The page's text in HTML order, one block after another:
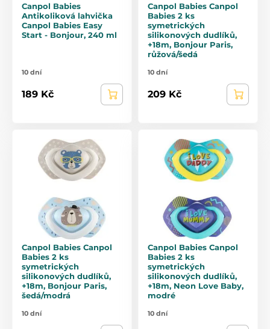
Canpol Babies
Antikoliková lahvička
Canpol Babies Easy
Start - Bonjour, 240 ml
10 dní
189 Kč
Canpol Babies Canpol
Babies 2 ks
symetrických
silikonových dudlíků,
+18m, Bonjour Paris,
růžová/šedá
10 dní
209 Kč
Canpol Babies Canpol
Babies 2 ks
symetrických
silikonových dudlíků,
+18m, Bonjour Paris,
šedá/modrá
10 dní
Canpol Babies Canpol
Babies 2 ks
symetrických
silikonových dudlíků,
+18m, Neon Love Baby,
modré
10 dní